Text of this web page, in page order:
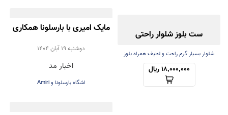
ست بلوز شلوار راحتی
شلوار بسیار گرم راحت و لطیف همراه بلوز
سبک
18,000,000 ریال
مایک امیری با بارسلونا همکاری
باشگاه فوتبال بارسلونا در
طراحی لباس‌های رسمی
دوشنبه 19 آبان 1404
اخبار مد
اشگاه بارسلونا و Amiri